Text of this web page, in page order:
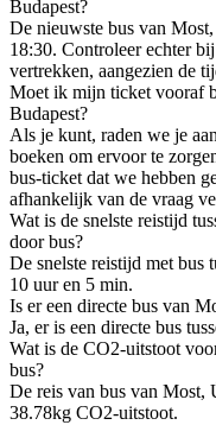
Budapest?
De nieuwste bus van
18:30. Controleer echter
vertrekken, aangezien de
Moet ik mijn ticket vooraf
Budapest?
Als je kunt, raden we je
boeken om ervoor te
bus-ticket dat we hebben
afhankelijk van de vraag
Wat is de snelste reistijd
door bus?
De snelste reistijd met bus
10 uur en 5 min.
Is er een directe bus van
Ja, er is een directe bus
Wat is de CO2-uitstoot
bus?
De reis van bus van Most,
38.78kg CO2-uitstoot.